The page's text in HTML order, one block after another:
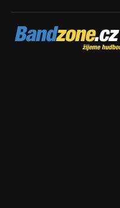
Bandzone.cz
žijeme hudbou